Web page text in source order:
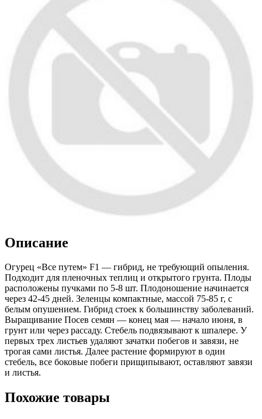
Описание
Огурец «Все путем» F1 — гибрид, не требующий опыления.
Подходит для пленочных теплиц и открытого грунта. Плоды
расположены пучками по 5-8 шт. Плодоношение начинается
через 42-45 дней. Зеленцы компактные, массой 75-85 г, с
белым опушением. Гибрид стоек к большинству заболеваний.
Выращивание Посев семян — конец мая — начало июня, в
грунт или через рассаду. Стебель подвязывают к шпалере. У
первых трех листьев удаляют зачатки побегов и завязи, не
трогая сами листья. Далее растение формируют в один
стебель, все боковые побеги прищипывают, оставляют завязи
и листья.
Похожие товары